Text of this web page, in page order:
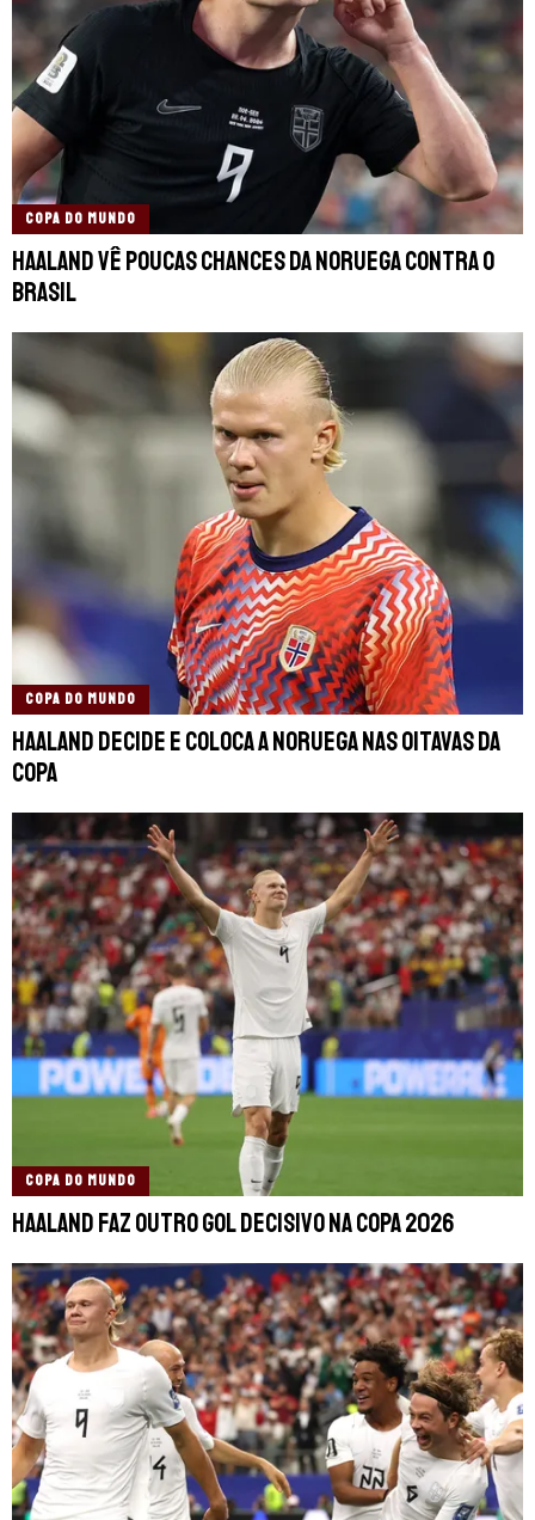
COPA DO MUNDO
Haaland vê poucas chances da Noruega contra o
Brasil
COPA DO MUNDO
Haaland decide e coloca a Noruega nas oitavas da
Copa
COPA DO MUNDO
Haaland faz outro gol decisivo na Copa 2026